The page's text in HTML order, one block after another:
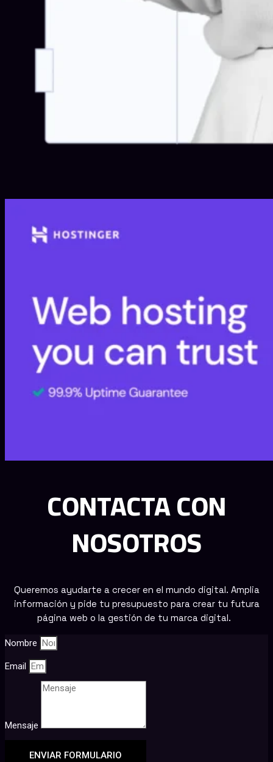
CONTACTA CON
NOSOTROS
Queremos ayudarte a crecer en el mundo digital. Amplia
información y pide tu presupuesto para crear tu futura
página web o la gestión de tu marca digital.
Nombre
Email
Mensaje
ENVIAR FORMULARIO